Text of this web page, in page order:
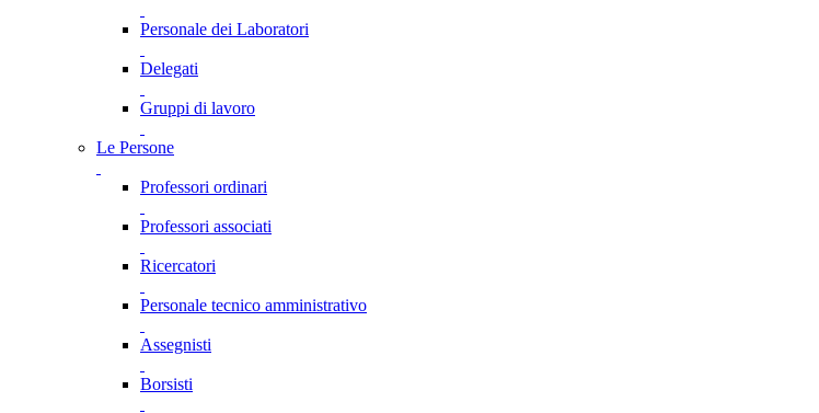
Personale dei Laboratori
Delegati
Gruppi di lavoro
Le Persone
Professori ordinari
Professori associati
Ricercatori
Personale tecnico amministrativo
Assegnisti
Borsisti